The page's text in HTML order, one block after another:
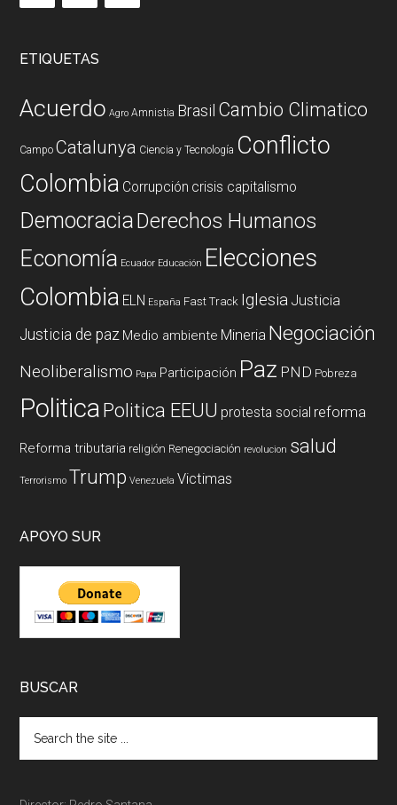
ETIQUETAS
Acuerdo Agro Amnistia Brasil Cambio Climatico
Campo Catalunya Ciencia y Tecnología Conflicto
Colombia Corrupción crisis capitalismo
DemocraciaDerechos Humanos
Economía Ecuador Educación Elecciones
Colombia ELN España Fast Track Iglesia Justicia
Justicia de paz Medio ambiente Mineria Negociación
Neoliberalismo Papa Participación Paz PND Pobreza
PoliticaPolitica EEUU protesta social reforma
Reforma tributaria religión Renegociación revolucion salud
Terrorismo Trump Venezuela Victimas
APOYO SUR
BUSCAR